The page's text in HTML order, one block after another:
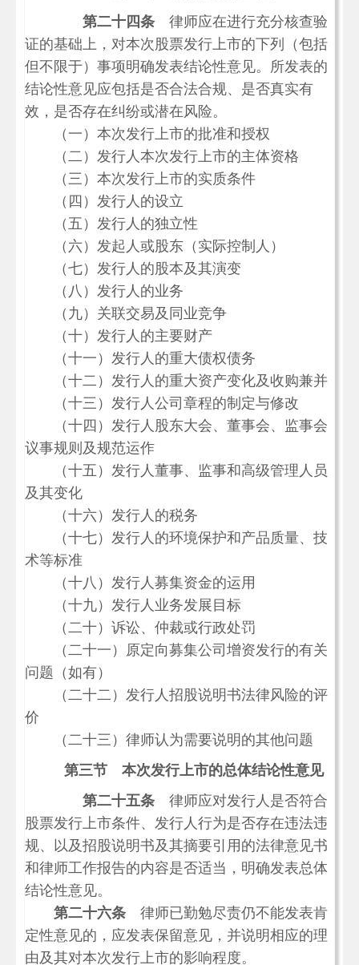
第二十四条 律师应在进行充分核查验
证的基础上，对本次股票发行上市的下列（包括
但不限于）事项明确发表结论性意见。所发表的
结论性意见应包括是否合法合规、是否真实有
效，是否存在纠纷或潜在风险。
（一）本次发行上市的批准和授权
（二）发行人本次发行上市的主体资格
（三）本次发行上市的实质条件
（四）发行人的设立
（五）发行人的独立性
（六）发起人或股东（实际控制人）
（七）发行人的股本及其演变
（八）发行人的业务
（九）关联交易及同业竞争
（十）发行人的主要财产
（十一）发行人的重大债权债务
（十二）发行人的重大资产变化及收购兼并
（十三）发行人公司章程的制定与修改
（十四）发行人股东大会、董事会、监事会
议事规则及规范运作
（十五）发行人董事、监事和高级管理人员
及其变化
（十六）发行人的税务
（十七）发行人的环境保护和产品质量、技
术等标准
（十八）发行人募集资金的运用
（十九）发行人业务发展目标
（二十）诉讼、仲裁或行政处罚
（二十一）原定向募集公司增资发行的有关
问题（如有）
（二十二）发行人招股说明书法律风险的评
价
（二十三）律师认为需要说明的其他问题
第三节 本次发行上市的总体结论性意见
第二十五条 律师应对发行人是否符合
股票发行上市条件、发行人行为是否存在违法违
规、以及招股说明书及其摘要引用的法律意见书
和律师工作报告的内容是否适当，明确发表总体
结论性意见。
第二十六条 律师已勤勉尽责仍不能发表肯
定性意见的，应发表保留意见，并说明相应的理
由及其对本次发行上市的影响程度。